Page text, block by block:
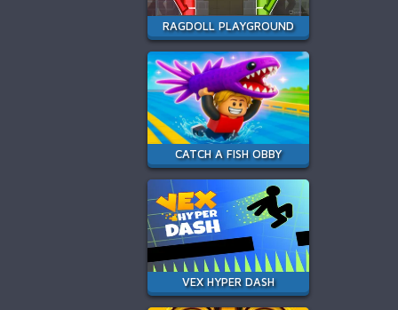
RAGDOLL PLAYGROUND
CATCH A FISH OBBY
VEX HYPER DASH